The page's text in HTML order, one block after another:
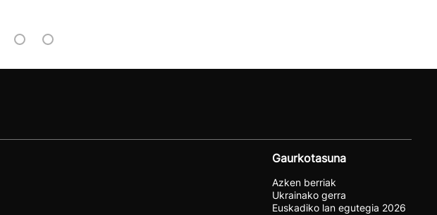
Gaurkotasuna
Azken berriak
Ukrainako gerra
Euskadiko lan egutegia 2026